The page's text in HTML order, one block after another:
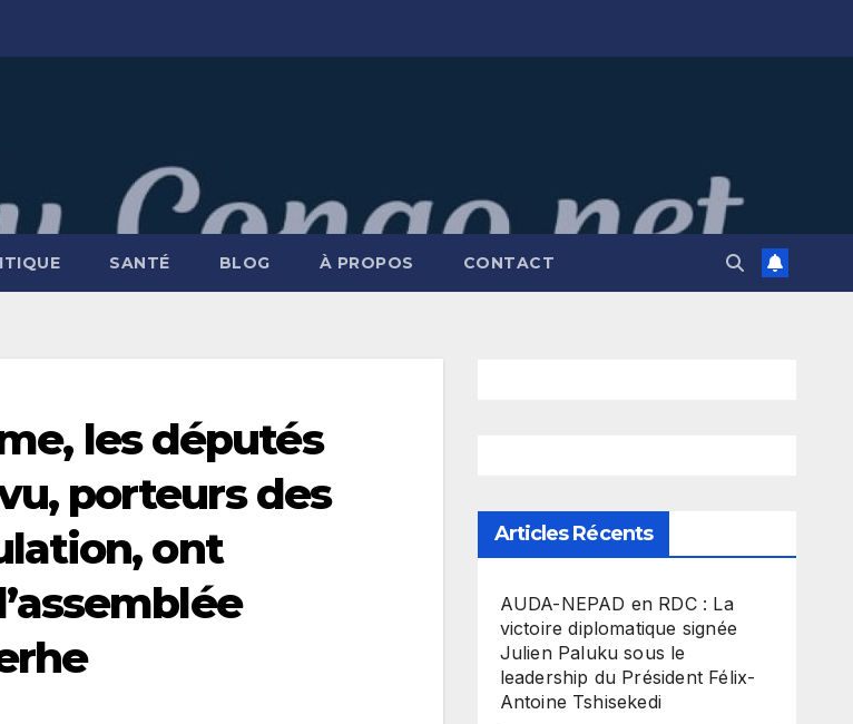
SANTÉ BLOG À PROPOS CONTACT
les députés
porteurs des
ont
Articles Récents
​AUDA-NEPAD en RDC : La
victoire diplomatique signée
Julien Paluku sous le
leadership du Président Félix-
Antoine Tshisekedi